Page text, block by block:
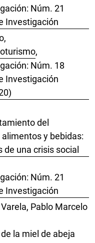
Núm. 21
Investigación
,
Núm. 18
Investigación
del
y bebidas:
de una crisis social
Núm. 21
Investigación
Pablo Marcelo
la miel de abeja